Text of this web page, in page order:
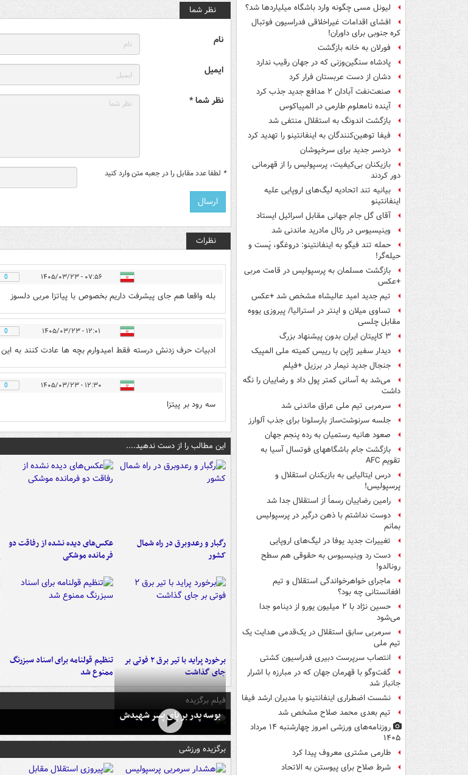
لیونل مسی چگونه وارد باشگاه میلیاردها شد؟
افشای اقدامات غیراخلاقی فدراسیون فوتبال
کره جنوبی برای داوران!
فورلان به خانه بازگشت
پادشاه سنگین‌وزنی که در جهان رقیب ندارد
دشان از دست عربستان فرار کرد
صنعت‌نفت آبادان ۲ مدافع جدید جذب کرد
آینده نامعلوم طارمی در المپیاکوس
بازگشت اندونگ به استقلال منتفی شد
فیفا توهین‌کنندگان به اینفانتینو را تهدید کرد
دردسر جدید برای سرخپوشان
بازیکنان بی‌کیفیت، پرسپولیس را از قهرمانی
دور کردند
بیانیه تند اتحادیه لیگ‌های اروپایی علیه
اینفانتینو
آقای گل جام جهانی مقابل اسرائیل ایستاد
وینیسیوس در رئال مادرید ماندنی شد
حمله تند فیگو به اینفانتینو: دروغگو، پَست‌ و
حیله‌گر!
بازگشت مسلمان به پرسپولیس در قامت مربی
+عکس
تیم جدید امید عالیشاه مشخص شد +عکس
تساوی میلان و اینتر در استرالیا/ پیروزی یووه
مقابل چلسی
۳ کاپیتان ایران بدون پیشنهاد بزرگ
دیدار سفیر ژاپن با رییس کمیته ملی المپیک
جنجال جدید نیمار در برزیل +فیلم
می‌شد به آسانی کمتر پول داد و رضاییان را نگه
داشت
سرمربی تیم ملی عراق ماندنی شد
جلسه سرنوشت‌ساز بارسلونا برای جذب آلوارز
صعود هانیه رستمیان به رده پنجم جهان
بازگشت جام باشگاههای فوتسال آسیا به
تقویم AFC
درس ایتالیایی‌ به بازیکنان استقلال و
پرسپولیس!
رامین رضاییان رسماً از استقلال جدا شد
دوست نداشتم با ذهن درگیر در پرسپولیس
بمانم
تغییرات جدید یوفا در لیگ‌های اروپایی
دست رد وینیسیوس به حقوقی هم سطح
رونالدو!
ماجرای خواهرخواندگی استقلال و تیم
افغانستانی چه بود؟
حسین نژاد با ۲ میلیون یورو از دینامو جدا
می‌شود
سرمربی سابق استقلال در یک‌قدمی هدایت یک
تیم ملی
انتصاب سرپرست دبیری فدراسیون کشتی
گفت‌وگو با قهرمان جهان که در مبارزه با اشرار
جانباز شد
نشست اضطراری اینفانتینو با مدیران ارشد فیفا
تیم بعدی محمد صلاح مشخص شد
روزنامه‌های ورزشی امروز چهارشنبه ۱۴ مرداد
۱۴۰۵
طارمی مشتری معروف پیدا کرد
شرط صلاح برای پیوستن به الاتحاد
نظر شما
نام
ایمیل
نظر شما *
* لطفا عدد مقابل را در جعبه متن وارد کنید
نظرات
۰۷:۵۶ - ۱۴۰۵/۰۳/۲۳ 0
بله واقعا هم جای پیشرفت داریم بخصوص با پیاتزا مربی دلسوز
۱۲:۰۱ - ۱۴۰۵/۰۳/۲۳ 0
ادبیات حرف زدنش درسته فقط امیدوارم بچه ها عادت کنند به این
۱۲:۳۰ - ۱۴۰۵/۰۳/۲۳ 0
سه رود بر پیتزا
این مطالب را از دست ندهید....
رگبار و رعدوبرق در راه شمال
کشور
عکس‌های دیده نشده از رفاقت دو
فرمانده‌ موشکی
برخورد پراید با تیر برق ۲ فوتی بر
جای گذاشت
تنظیم قولنامه برای اسناد سبزرنگ
ممنوع شد
فیلم برگزیده
بوسه‌ پدر بر پای پسر شهیدش
برگزیده ورزشی